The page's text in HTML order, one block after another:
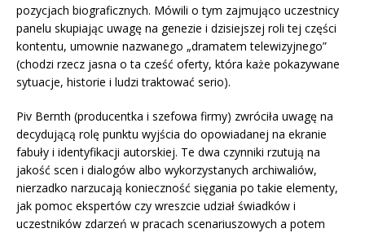
pozycjach biograficznych. Mówili o tym zajmująco uczestnicy
panelu skupiając uwagę na genezie i dzisiejszej roli tej części
kontentu, umownie nazwanego „dramatem telewizyjnego”
(chodzi rzecz jasna o ta cześć oferty, która każe pokazywane
sytuacje, historie i ludzi traktować serio).
Piv Bernth (producentka i szefowa firmy) zwróciła uwagę na
decydującą rolę punktu wyjścia do opowiadanej na ekranie
fabuły i identyfikacji autorskiej. Te dwa czynniki rzutują na
jakość scen i dialogów albo wykorzystanych archiwaliów,
nierzadko narzucają konieczność sięgania po takie elementy,
jak pomoc ekspertów czy wreszcie udział świadków i
uczestników zdarzeń w pracach scenariuszowych a potem